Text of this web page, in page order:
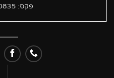
פקס: 09-8800835